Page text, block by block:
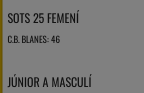
SOTS 25 FEMENÍ
C.B. BLANES: 46
JÚNIOR A MASCULÍ